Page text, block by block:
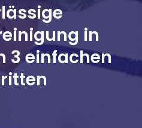
in
3 einfachen